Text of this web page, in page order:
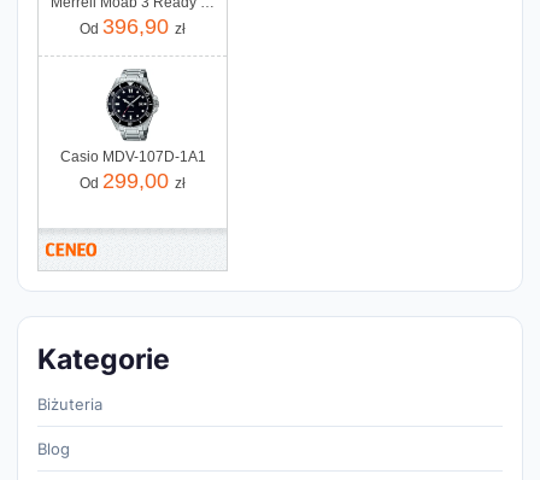
Od 396,90 zł
Casio MDV-107D-1A1
Od 299,00 zł
Kategorie
Biżuteria
Blog